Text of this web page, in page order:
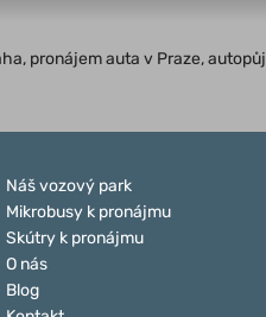
pronájem auta v Praze,
Náš vozový park
Mikrobusy k pronájmu
Skútry k pronájmu
O nás
Blog